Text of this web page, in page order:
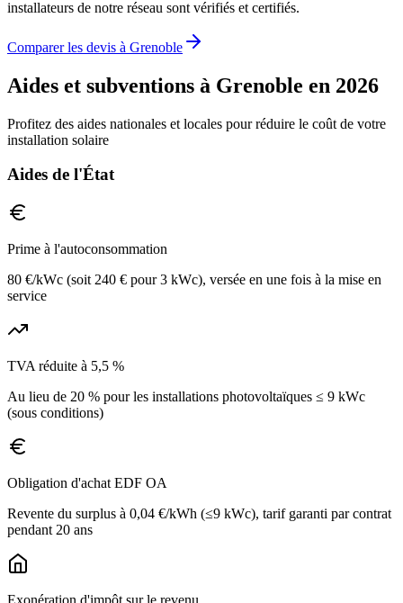
installateurs de notre réseau sont vérifiés et certifiés.
Comparer les devis à Grenoble
Aides et subventions à Grenoble en 2026
Profitez des aides nationales et locales pour réduire le coût de votre
installation solaire
Aides de l'État
Prime à l'autoconsommation
80 €/kWc (soit 240 € pour 3 kWc), versée en une fois à la mise en
service
TVA réduite à 5,5 %
Au lieu de 20 % pour les installations photovoltaïques ≤ 9 kWc
(sous conditions)
Obligation d'achat EDF OA
Revente du surplus à 0,04 €/kWh (≤9 kWc), tarif garanti par contrat
pendant 20 ans
Exonération d'impôt sur le revenu